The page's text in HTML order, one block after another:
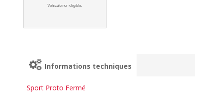
Véhicule non éligible.
Informations techniques
Sport Proto Fermé